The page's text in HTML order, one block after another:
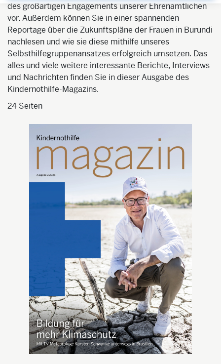
des großartigen Engagements unserer Ehrenamtlichen
vor. Außerdem können Sie in einer spannenden
Reportage über die Zukunftspläne der Frauen in Burundi
nachlesen und wie sie diese mithilfe unseres
Selbsthilfegruppenansatzes erfolgreich umsetzen. Das
alles und viele weitere interessante Berichte, Interviews
und Nachrichten finden Sie in dieser Ausgabe des
Kindernothilfe-Magazins.
24 Seiten